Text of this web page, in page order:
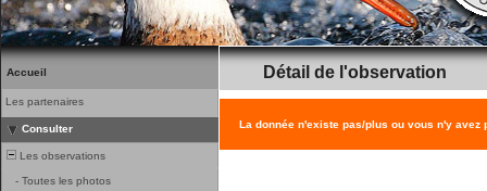
Accueil
Les partenaires
Consulter
Les observations
- Toutes les photos
Détail de l'observation
La donnée n'existe pas/plus ou vous n'y avez